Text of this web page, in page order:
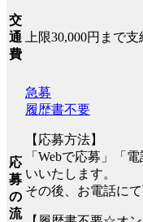
交
通
費
上限30,000円まで
応
募
の
流
急募
履歴書不要
【応募方法】
「Webで応募」「
いいたします。
その後、お電話に